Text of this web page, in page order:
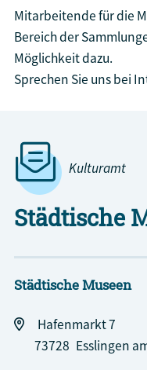
Mitarbeitende für die
Bereich der
Möglichkeit dazu.
Sprechen Sie uns bei
Kulturamt
Städtische
Städtische Museen
Hafenmarkt 7
73728 Esslingen